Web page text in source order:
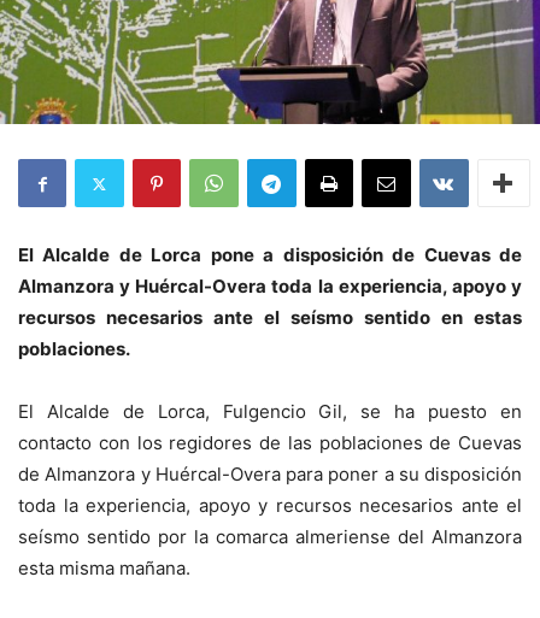
El Alcalde de Lorca pone a disposición de Cuevas de
Almanzora y Huércal-Overa toda la experiencia, apoyo y
recursos necesarios ante el seísmo sentido en estas
poblaciones.
El Alcalde de Lorca, Fulgencio Gil, se ha puesto en
contacto con los regidores de las poblaciones de Cuevas
de Almanzora y Huércal-Overa para poner a su disposición
toda la experiencia, apoyo y recursos necesarios ante el
seísmo sentido por la comarca almeriense del Almanzora
esta misma mañana.